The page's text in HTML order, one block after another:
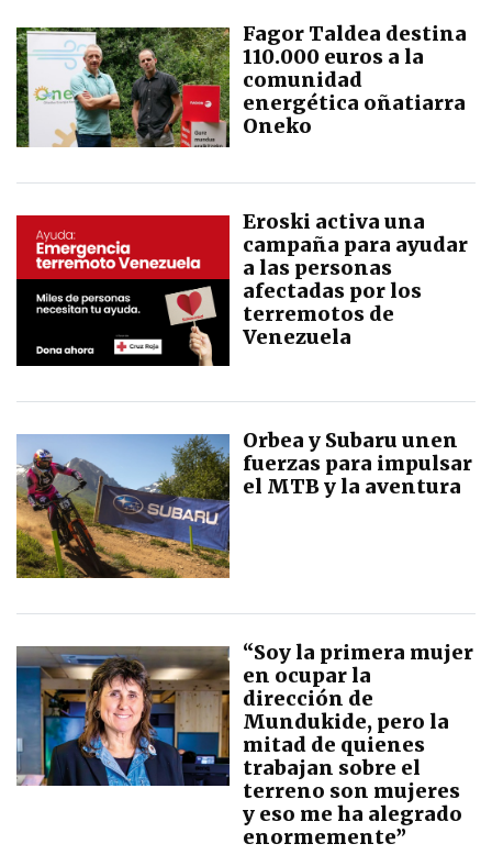
Fagor Taldea destina
110.000 euros a la
comunidad
energética oñatiarra
Oneko
Eroski activa una
campaña para ayudar
a las personas
afectadas por los
terremotos de
Venezuela
Orbea y Subaru unen
fuerzas para impulsar
el MTB y la aventura
“Soy la primera mujer
en ocupar la
dirección de
Mundukide, pero la
mitad de quienes
trabajan sobre el
terreno son mujeres
y eso me ha alegrado
enormemente”